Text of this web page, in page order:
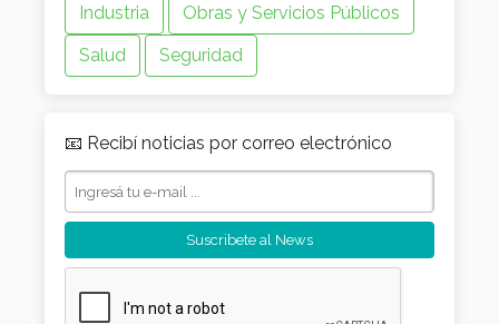
Industria
Obras y Servicios Públicos
Salud
Seguridad
📧 Recibí noticias por correo electrónico